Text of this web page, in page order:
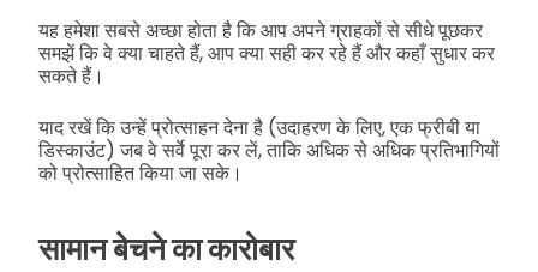
यह हमेशा सबसे अच्छा होता है कि आप अपने ग्राहकों से सीधे पूछकर
समझें कि वे क्या चाहते हैं, आप क्या सही कर रहे हैं और कहाँ सुधार कर
सकते हैं।
याद रखें कि उन्हें प्रोत्साहन देना है (उदाहरण के लिए, एक फ्रीबी या
डिस्काउंट) जब वे सर्वे पूरा कर लें, ताकि अधिक से अधिक प्रतिभागियों
को प्रोत्साहित किया जा सके।
सामान बेचने का कारोबार